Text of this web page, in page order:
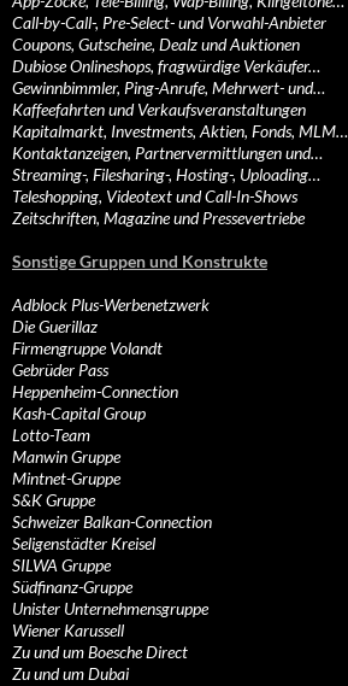
Call-by-Call-, Pre-Select- und Vorwahl-Anbieter
Coupons, Gutscheine, Dealz und Auktionen
Dubiose Onlineshops, fragwürdige Verkäufer…
Gewinnbimmler, Ping-Anrufe, Mehrwert- und…
Kaffeefahrten und Verkaufsveranstaltungen
Kapitalmarkt, Investments, Aktien, Fonds, MLM…
Kontaktanzeigen, Partnervermittlungen und…
Streaming-, Filesharing-, Hosting-, Uploading…
Teleshopping, Videotext und Call-In-Shows
Zeitschriften, Magazine und Pressevertriebe
Sonstige Gruppen und Konstrukte
Adblock Plus-Werbenetzwerk
Die Guerillaz
Firmengruppe Volandt
Gebrüder Pass
Heppenheim-Connection
Kash-Capital Group
Lotto-Team
Manwin Gruppe
Mintnet-Gruppe
S&K Gruppe
Schweizer Balkan-Connection
Seligenstädter Kreisel
SILWA Gruppe
Südfinanz-Gruppe
Unister Unternehmensgruppe
Wiener Karussell
Zu und um Boesche Direct
Zu und um Dubai